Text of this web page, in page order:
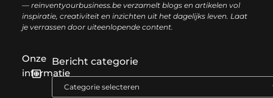
— reinventyourbusiness.be verzamelt blogs en artikelen vol
inspiratie, creativiteit en inzichten uit het dagelijks leven. Laat
je verrassen door uiteenlopende content.
Onze
informatie
Bericht categorie